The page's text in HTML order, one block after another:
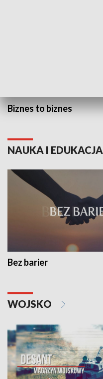
Biznes to biznes
NAUKA I EDUKACJA
Bez barier
WOJSKO